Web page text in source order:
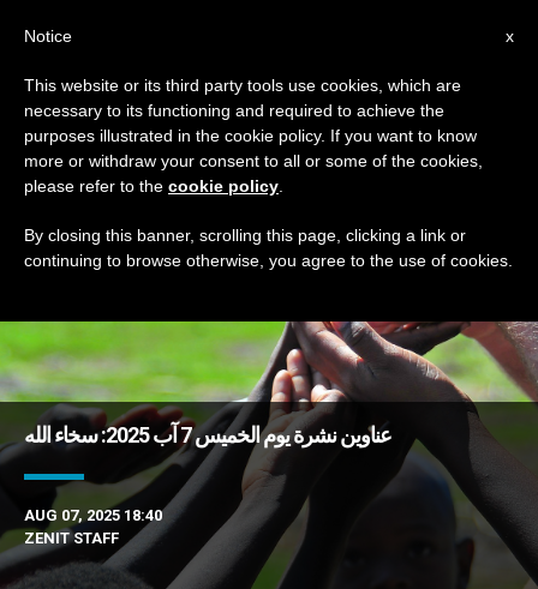
TAG
Posts Tagged ‘سخاء’
DERNIÈRES NOUVELLES
عناوين نشرة يوم الخميس 7 آب 2025: سخاء الله
AUG 07, 2025 18:40
ZENIT STAFF
x
Notice
This website or its third party tools use cookies, which are
necessary to its functioning and required to achieve the
purposes illustrated in the cookie policy. If you want to know
more or withdraw your consent to all or some of the cookies,
please refer to the cookie policy
By closing this banner, scrolling this page, clicking a link or
continuing to browse otherwise, you agree to the use of cookies.